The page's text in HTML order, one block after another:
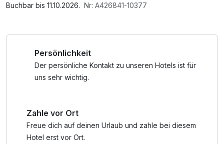
Internetnutzung
Buchbar bis 11.10.2026. Nr: A426841-10377
Persönlichkeit
Der persönliche Kontakt zu unseren Hotels ist für
uns sehr wichtig.
Zahle vor Ort
Freue dich auf deinen Urlaub und zahle bei diesem
Hotel erst vor Ort.